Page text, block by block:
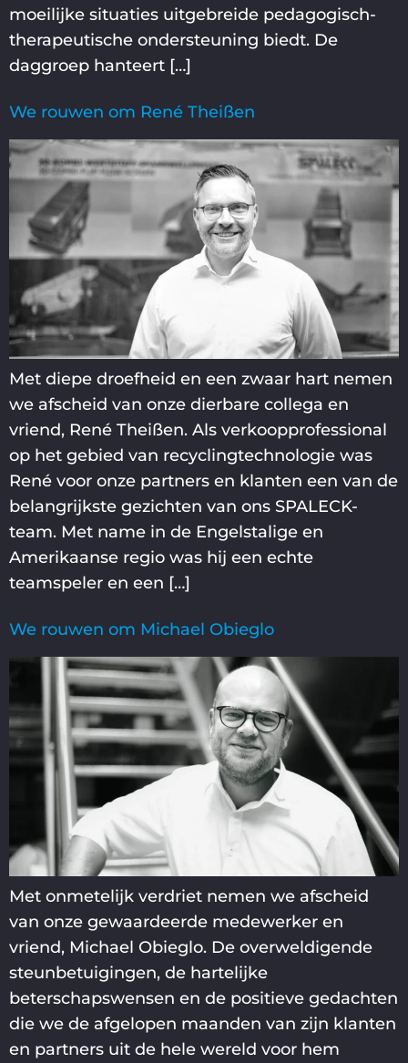
moeilijke situaties uitgebreide pedagogisch-
therapeutische ondersteuning biedt. De
daggroep hanteert […]
We rouwen om René Theißen
Met diepe droefheid en een zwaar hart nemen
we afscheid van onze dierbare collega en
vriend, René Theißen. Als verkoopprofessional
op het gebied van recyclingtechnologie was
René voor onze partners en klanten een van de
belangrijkste gezichten van ons SPALECK-
team. Met name in de Engelstalige en
Amerikaanse regio was hij een echte
teamspeler en een […]
We rouwen om Michael Obieglo
Met onmetelijk verdriet nemen we afscheid
van onze gewaardeerde medewerker en
vriend, Michael Obieglo. De overweldigende
steunbetuigingen, de hartelijke
beterschapswensen en de positieve gedachten
die we de afgelopen maanden van zijn klanten
en partners uit de hele wereld voor hem